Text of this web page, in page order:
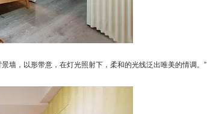
墙，以形带意，在灯光照射下，柔和的光线泛出唯美的情调。”